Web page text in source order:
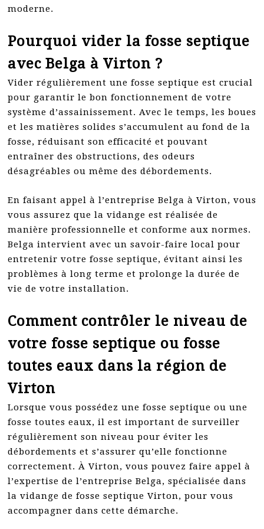
moderne.
Pourquoi vider la fosse septique
avec Belga à Virton ?
Vider régulièrement une fosse septique est crucial
pour garantir le bon fonctionnement de votre
système d’assainissement. Avec le temps, les boues
et les matières solides s’accumulent au fond de la
fosse, réduisant son efficacité et pouvant
entraîner des obstructions, des odeurs
désagréables ou même des débordements.
En faisant appel à l’entreprise Belga à Virton, vous
vous assurez que la vidange est réalisée de
manière professionnelle et conforme aux normes.
Belga intervient avec un savoir-faire local pour
entretenir votre fosse septique, évitant ainsi les
problèmes à long terme et prolonge la durée de
vie de votre installation.
Comment contrôler le niveau de
votre fosse septique ou fosse
toutes eaux dans la région de
Virton
Lorsque vous possédez une fosse septique ou une
fosse toutes eaux, il est important de surveiller
régulièrement son niveau pour éviter les
débordements et s’assurer qu’elle fonctionne
correctement. À Virton, vous pouvez faire appel à
l’expertise de l’entreprise Belga, spécialisée dans
la vidange de fosse septique Virton, pour vous
accompagner dans cette démarche.